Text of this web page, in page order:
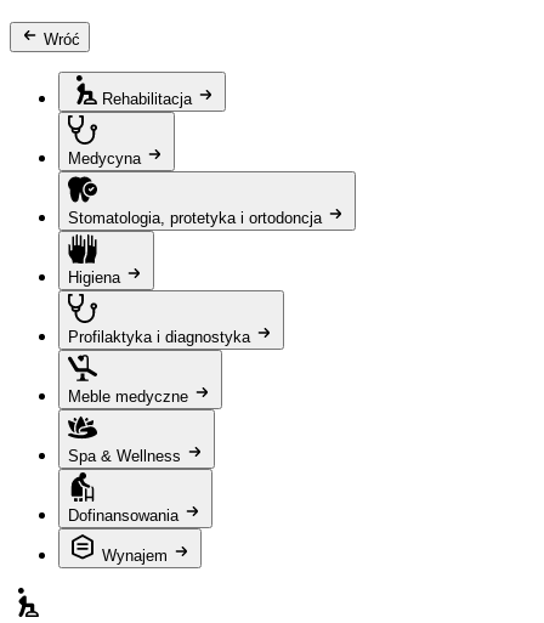
Wróć
Rehabilitacja
Medycyna
Stomatologia, protetyka i ortodoncja
Higiena
Profilaktyka i diagnostyka
Meble medyczne
Spa & Wellness
Dofinansowania
Wynajem